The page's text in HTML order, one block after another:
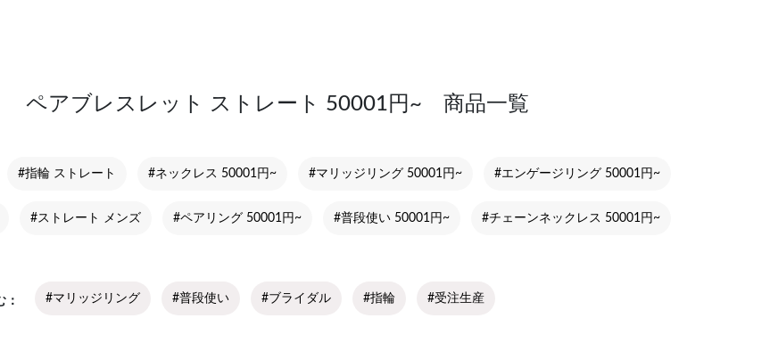
ペアブレスレット ストレート 50001円~ 商品一覧
#指輪 ストレート #ネックレス 50001円~ #マリッジリング 50001円~ #エンゲージリング 50001円~
#ストレート メンズ #ペアリング 50001円~ #普段使い 50001円~ #チェーンネックレス 50001円~
#マリッジリング #普段使い #ブライダル #指輪 #受注生産